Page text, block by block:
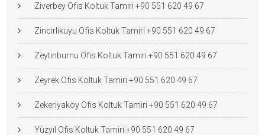
Ziverbey Ofis Koltuk Tamiri +90 551 620 49 67
Zincirlikuyu Ofis Koltuk Tamiri +90 551 620 49 67
Zeytinburnu Ofis Koltuk Tamiri +90 551 620 49 67
Zeyrek Ofis Koltuk Tamiri +90 551 620 49 67
Zekeriyaköy Ofis Koltuk Tamiri +90 551 620 49 67
Yüzyıl Ofis Koltuk Tamiri +90 551 620 49 67